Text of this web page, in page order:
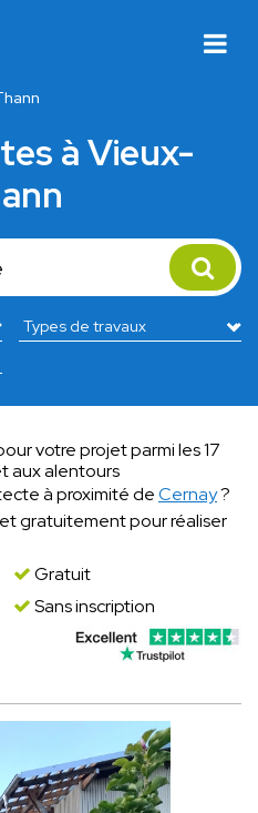
à Vieux-
votre projet parmi les 17
aux alentours
à proximité deCernay?
gratuitement pour réaliser
Gratuit
Sans inscription